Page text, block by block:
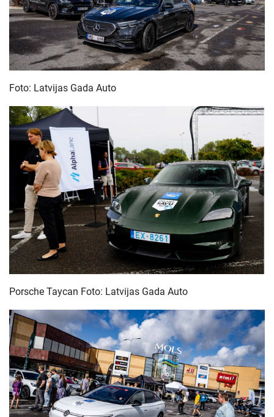
Foto: Latvijas Gada Auto
Porsche Taycan Foto: Latvijas Gada Auto